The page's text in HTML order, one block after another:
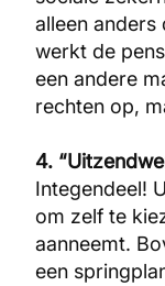
alleen anders
werkt de
een andere
rechten op,
4.
Integendeel!
om zelf te
aanneemt.
een